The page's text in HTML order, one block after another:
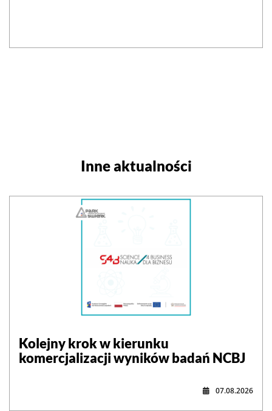
Inne aktualności
Kolejny krok w kierunku
komercjalizacji wyników badań NCBJ
07.08.2026